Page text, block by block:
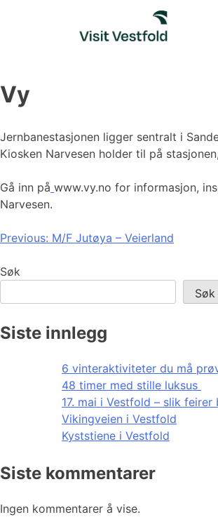
Vy
Jernbanestasjonen ligger sentralt i
Kiosken Narvesen holder til på
Gå inn på www.vy.no for informasjon,
Narvesen.
Innleggsnavigasjon
Previous: M/F Jutøya – Veierland
Søk
Søk
Siste innlegg
6 vinteraktiviteter du må
48 timer med stille luksus
17. mai i Vestfold – slik feirer
Vikingveien i Vestfold
Kyststiene i Vestfold
Siste kommentarer
Ingen kommentarer å vise.